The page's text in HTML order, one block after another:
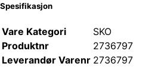
Spesifikasjon
Vare Kategori
SKO
Produktnr
2736797
Leverandør Varenr 2736797